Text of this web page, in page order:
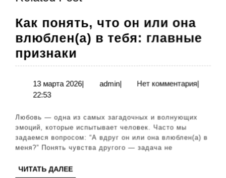
Как понять, что он или она
влюблен(а) в тебя: главные
признаки
понять,
что
или
она
влюблен(а)
13 марта 202613
| adminadmin
| Нет комментария|
22:53
Любовь — одна из самых загадочных и волнующих
эмоций, которые испытывает человек. Часто мы
задаемся вопросом: “А вдруг он или она влюблен(а) в
меня?” Понять чувства другого — задача не
ЧИТАТЬ ДАЛЕЕЧИТАТЬ